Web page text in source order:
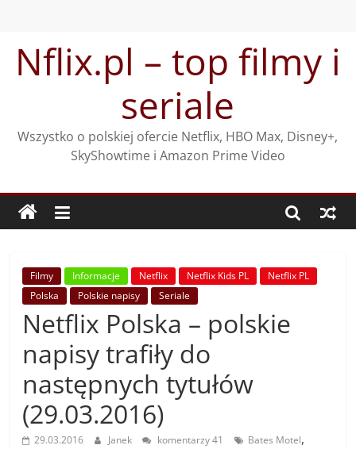
treściNflix.pl – top filmy i
seriale
Wszystko o polskiej ofercie Netflix, HBO Max, Disney+,
SkyShowtime i Amazon Prime Video
Filmy Informacje Netflix Netflix Kids PL
Netflix PL
Polska
Polskie napisy Seriale
Netflix Polska – polskie
napisy trafiły do
następnych tytułów
(29.03.2016)
29.03.2016 Janek komentarzy 41 Bates Motel,